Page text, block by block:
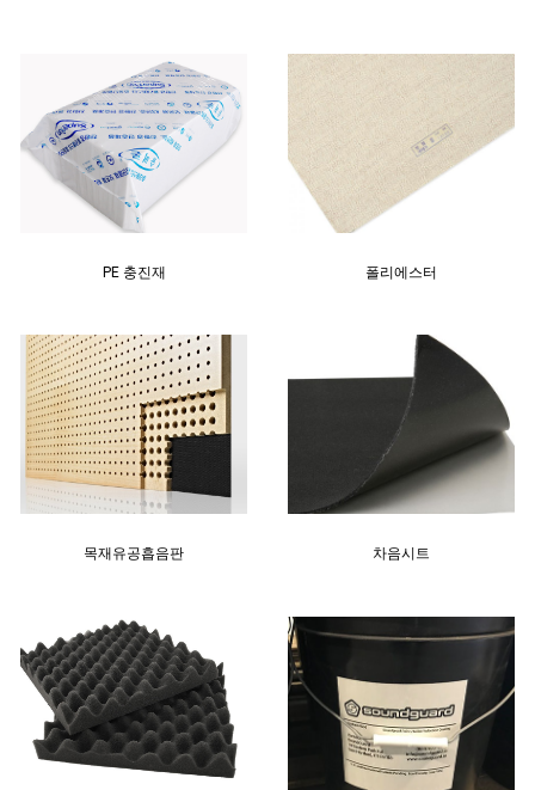
PE 충진재 폴리에스터
목재유공흡음판 차음시트